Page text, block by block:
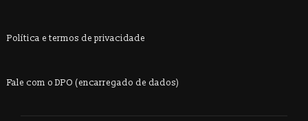
Política e termos de privacidade
Fale com o DPO (encarregado de dados)